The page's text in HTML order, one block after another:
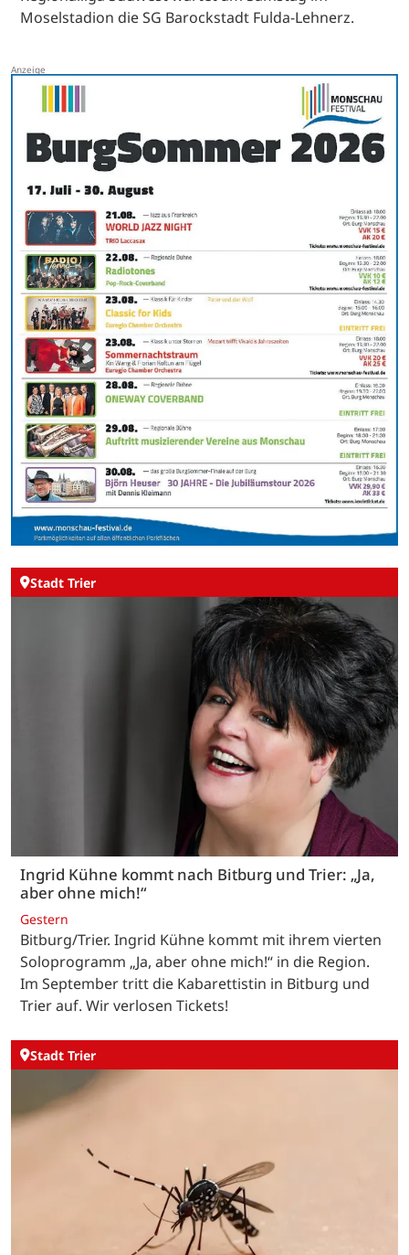
Moselstadion die SG Barockstadt Fulda-Lehnerz.
Stadt Trier
Ingrid Kühne kommt nach Bitburg und Trier: „Ja,
aber ohne mich!“
Gestern
Bitburg/Trier. Ingrid Kühne kommt mit ihrem vierten
Soloprogramm „Ja, aber ohne mich!“ in die Region.
Im September tritt die Kabarettistin in Bitburg und
Trier auf. Wir verlosen Tickets!
Stadt Trier